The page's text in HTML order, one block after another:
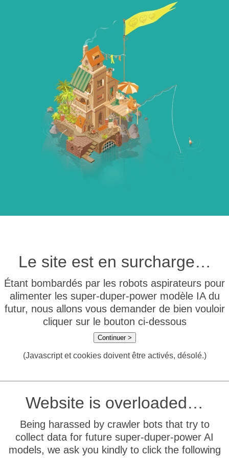
Le site est en surcharge…
Étant bombardés par les robots aspirateurs pour
alimenter les super-duper-power modèle IA du
futur, nous allons vous demander de bien vouloir
cliquer sur le bouton ci-dessous
Continuer >
(Javascript et cookies doivent être activés, désolé.)
Website is overloaded…
Being harassed by crawler bots that try to
collect data for future super-duper-power AI
models, we ask you kindly to click the following